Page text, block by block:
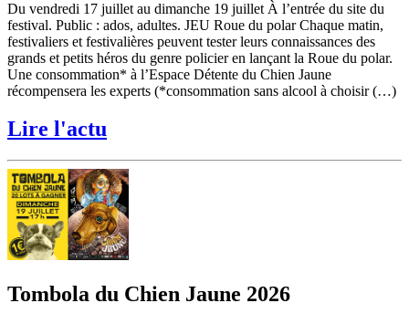
Du vendredi 17 juillet au dimanche 19 juillet À l’entrée du site du
festival. Public : ados, adultes. JEU Roue du polar Chaque matin,
festivaliers et festivalières peuvent tester leurs connaissances des
grands et petits héros du genre policier en lançant la Roue du polar.
Une consommation* à l’Espace Détente du Chien Jaune
récompensera les experts (*consommation sans alcool à choisir (…)
Lire l'actu
Tombola du Chien Jaune 2026